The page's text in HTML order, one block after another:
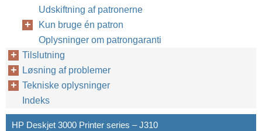
Udskiftning af patronerne
Kun bruge én patron
Oplysninger om patrongaranti
Tilslutning
Løsning af problemer
Tekniske oplysninger
Indeks
HP Deskjet 3000 Printer series – J310